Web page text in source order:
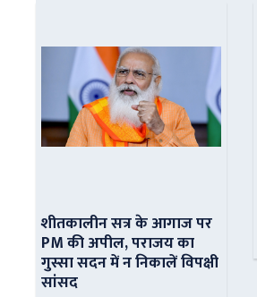
शीतकालीन सत्र के आगाज पर
PM की अपील, पराजय का
गुस्सा सदन में न निकालें विपक्षी
सांसद